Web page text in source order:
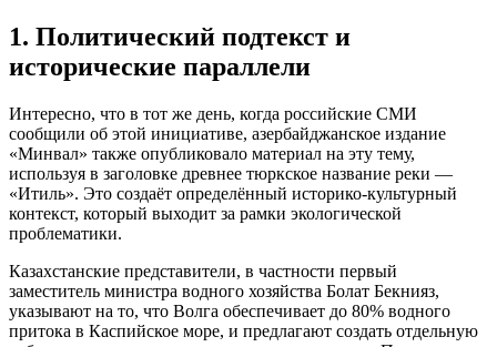
1. Политический подтекст и
исторические параллели
Интересно, что в тот же день, когда российские СМИ
сообщили об этой инициативе, азербайджанское издание
«Минвал» также опубликовало материал на эту тему,
используя в заголовке древнее тюркское название реки —
«Итиль». Это создаёт определённый историко-культурный
контекст, который выходит за рамки экологической
проблематики.
Казахстанские представители, в частности первый
заместитель министра водного хозяйства Болат Бекнияз,
указывают на то, что Волга обеспечивает до 80% водного
притока в Каспийское море, и предлагают создать отдельную